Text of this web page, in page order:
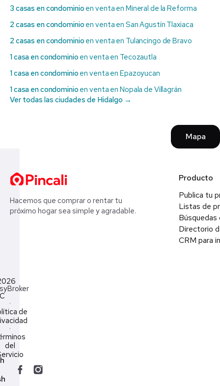
3 casas en condominio en venta en Mineral de la Reforma
2 casas en condominio en venta en San Agustín Tlaxiaca
2 casas en condominio en venta en Tulancingo de Bravo
1 casa en condominio en venta en Tecozautla
1 casa en condominio en venta en Epazoyucan
1 casa en condominio en venta en Nopala de Villagrán
Ver todas las ciudades de Hidalgo →
Mapa
Hacemos que comprar o rentar tu
próximo hogar sea simple y agradable.
Producto
Publica tu
Listas de
Búsquedas
Directorio
CRM para
·
de
·
del